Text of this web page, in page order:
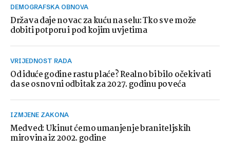
DEMOGRAFSKA OBNOVA
Država daje novac za kuću na selu: Tko sve može
dobiti potporu i pod kojim uvjetima
VRIJEDNOST RADA
Od iduće godine rastu plaće? Realno bi bilo očekivati
da se osnovni odbitak za 2027. godinu poveća
IZMJENE ZAKONA
Medved: Ukinut ćemo umanjenje braniteljskih
mirovina iz 2002. godine